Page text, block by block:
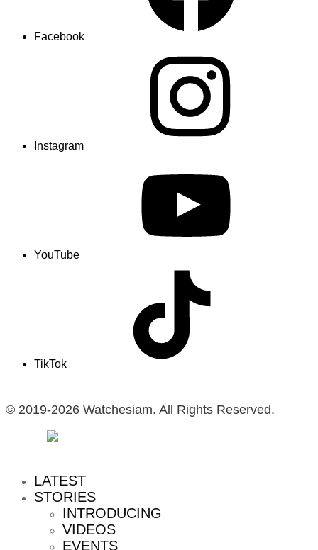
Facebook
Instagram
YouTube
TikTok
© 2019-2026 Watchesiam. All Rights Reserved.
LATEST
STORIES
INTRODUCING
VIDEOS
EVENTS